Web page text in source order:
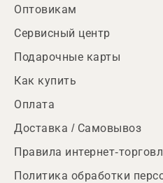
Оптовикам
Сервисный центр
Подарочные карты
Как купить
Оплата
Доставка / Самовывоз
Правила интернет-
Политика обработки